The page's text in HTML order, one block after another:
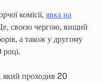
комісії, явка на
своєю чергою, вищий
а також у другому
році.
який проходив 20